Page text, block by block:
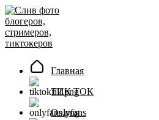
Перейти
к
содержимому
Главная
ТИК ТОК
Onlyfans